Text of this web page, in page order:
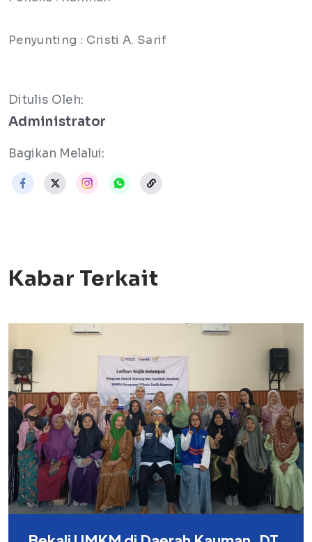
Penyunting : Cristi A. Sarif
Ditulis Oleh:
Administrator
Bagikan Melalui:
Kabar Terkait